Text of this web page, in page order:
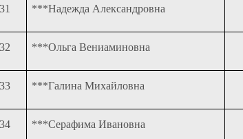
31 ***Надежда Александровна
32 ***Ольга Вениаминовна
33 ***Галина Михайловна
34 ***Серафима Ивановна